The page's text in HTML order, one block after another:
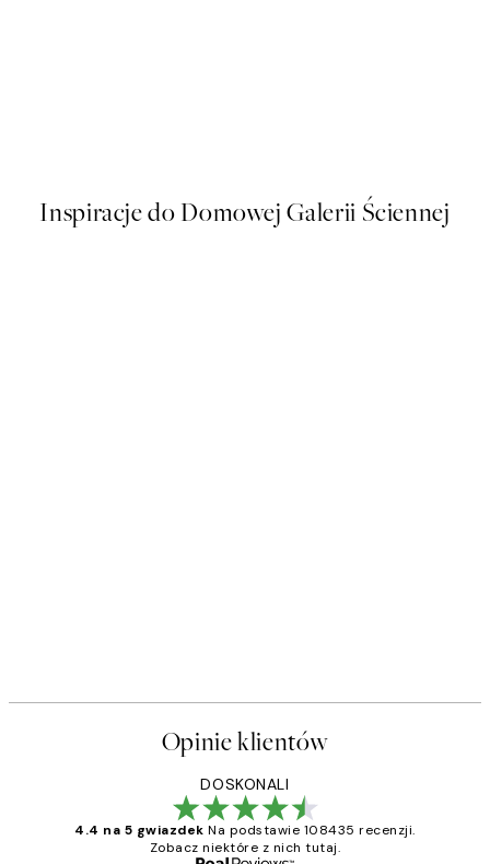
Inspiracje do Domowej Galerii Ściennej
Opinie klientów
DOSKONALI
4.4 na 5 gwiazdek Na podstawie 108435 recenzji.
Zobacz niektóre z nich tutaj.